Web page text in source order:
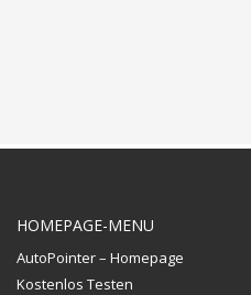
HOMEPAGE-MENU
AutoPointer – Homepage
Kostenlos Testen